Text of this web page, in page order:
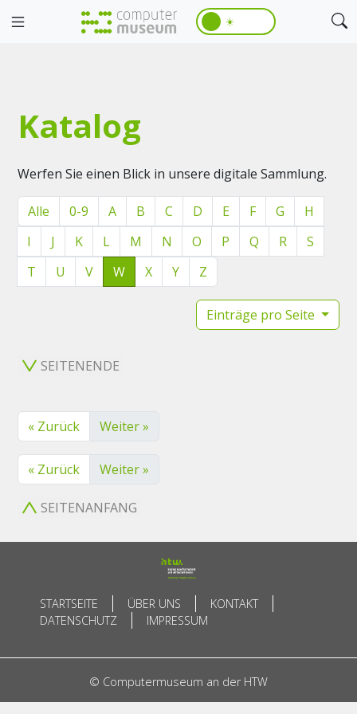
☀️
Katalog
Werfen Sie einen Blick in unsere digitale Sammlung.
Alle 0-9 A B C D E F G
H
I
J K L M N O P Q R
S
T
U V W X Y Z
Einträge pro Seite
SEITENENDE
« Zurück Weiter »
« Zurück Weiter »
SEITENANFANG
STARTSEITE ÜBER UNS
KONTAKT
DATENSCHUTZ
IMPRESSUM
© Computermuseum an der HTW